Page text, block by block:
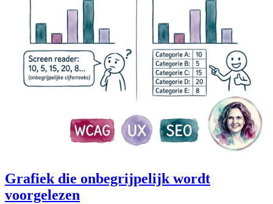
Grafiek die onbegrijpelijk wordt
voorgelezen